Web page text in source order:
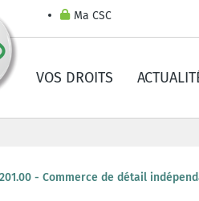
Ma CSC
VOS DROITS
201.00 - Commerce de détail